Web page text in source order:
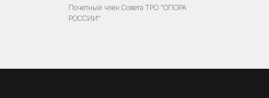
Почетный член Совета ТРО "ОПОРА
РОССИИ"